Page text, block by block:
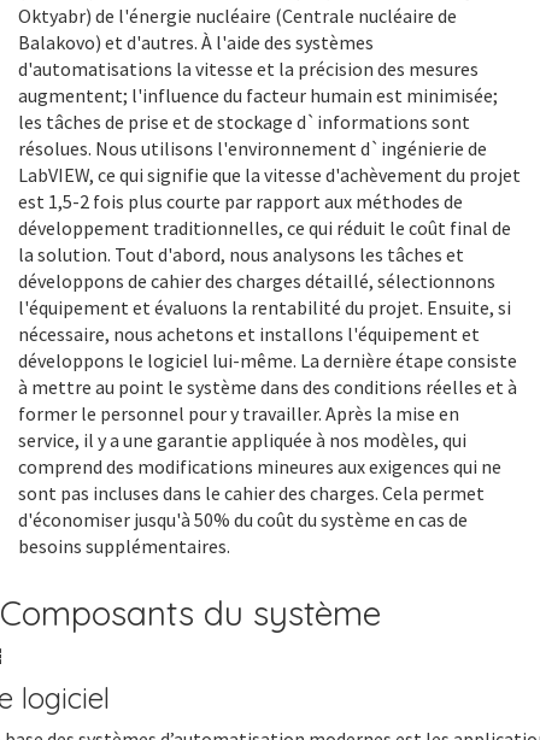
Oktyabr) de l'énergie nucléaire (Centrale nucléaire de
Balakovo) et d'autres. À l'aide des systèmes
d'automatisations la vitesse et la précision des mesures
augmentent; l'influence du facteur humain est minimisée;
les tâches de prise et de stockage d`informations sont
résolues. Nous utilisons l'environnement d`ingénierie de
LabVIEW, ce qui signifie que la vitesse d'achèvement du projet
est 1,5-2 fois plus courte par rapport aux méthodes de
développement traditionnelles, ce qui réduit le coût final de
la solution. Tout d'abord, nous analysons les tâches et
développons de cahier des charges détaillé, sélectionnons
l'équipement et évaluons la rentabilité du projet. Ensuite, si
nécessaire, nous achetons et installons l'équipement et
développons le logiciel lui-même. La dernière étape consiste
à mettre au point le système dans des conditions réelles et à
former le personnel pour y travailler. Après la mise en
service, il y a une garantie appliquée à nos modèles, qui
comprend des modifications mineures aux exigences qui ne
sont pas incluses dans le cahier des charges. Cela permet
d'économiser jusqu'à 50% du coût du système en cas de
besoins supplémentaires.
Composants du système
logiciel